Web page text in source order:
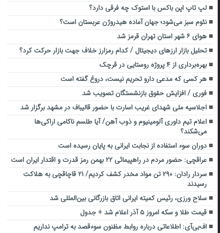
لپ تاپ اپن باکس با استوک چه فرقی دارد؟
نئوم سبز می‌شود؛ جهان آماده هیدروژن عربستان است؟
هوای ۶ شهر استان تهران قرمز شد
تحلیل بازار ارزهای دیجیتال / کدام رمزارز خلاف جهت بازار حرکت کرد؟
بهره‌برداری از ۴ پروژه روستایی در قرچک
هر کسی که مدعی دارو تحریم نیست، دروغ گفته است
فوری / افزایش حقوق بازنشستگان تصویب شد
اجلاسیه ملی شهدای غریب اسارت با حضور قالیباف در مشهد برگزار شد
اعلام تیم داوری آلومینیوم و ذوب آهن/ آیا طلسم ناکامی اراکی‌ها
می‌شکند؟
دوران سوء استفاده از نجابت ایرانی به پایان رسیده است
عراقچی: حضور مردم در راهپیمائی ۲۲ بهمن رمز قدرت و اقتدار ایران است
سردار رادان: ۲۹۰ تن مواد مخدر کشف کردیم/ ۲۱ قاچاقچی به هلاکت
رسیدند
سلاح‌ ورزی، رئیس کمیته ایرانی اتاق بازرگانی بین‌المللی شد
قیمت طلا و سکه امروز ۵ آذر اعلام شد + جدول
اف‌بی‌آی: اطلاعاتی درباره روابط مظنون سوءقصد به ترامپ نداریم